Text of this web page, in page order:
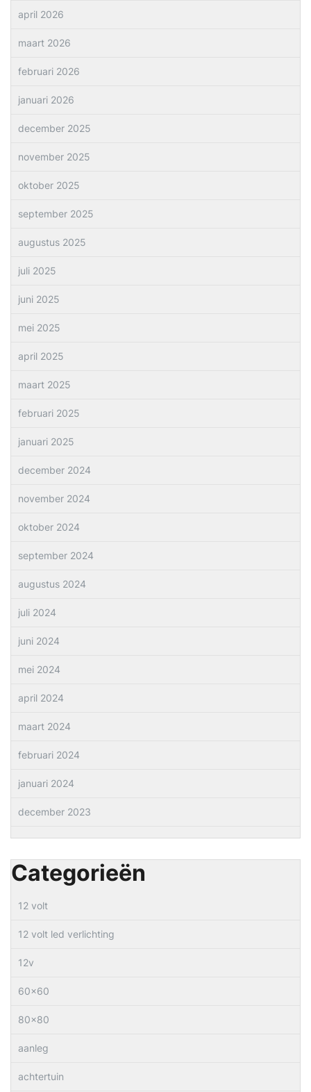
april 2026
maart 2026
februari 2026
januari 2026
december 2025
november 2025
oktober 2025
september 2025
augustus 2025
juli 2025
juni 2025
mei 2025
april 2025
maart 2025
februari 2025
januari 2025
december 2024
november 2024
oktober 2024
september 2024
augustus 2024
juli 2024
juni 2024
mei 2024
april 2024
maart 2024
februari 2024
januari 2024
december 2023
Categorieën
12 volt
12 volt led verlichting
12v
60×60
80×80
aanleg
achtertuin